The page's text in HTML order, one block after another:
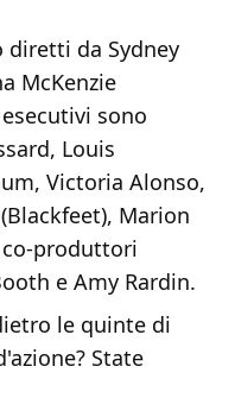
diretti da Sydney
McKenzie
sono
Louis
Victoria Alonso,
Marion
co-produttori
e Amy Rardin.
le quinte di
State